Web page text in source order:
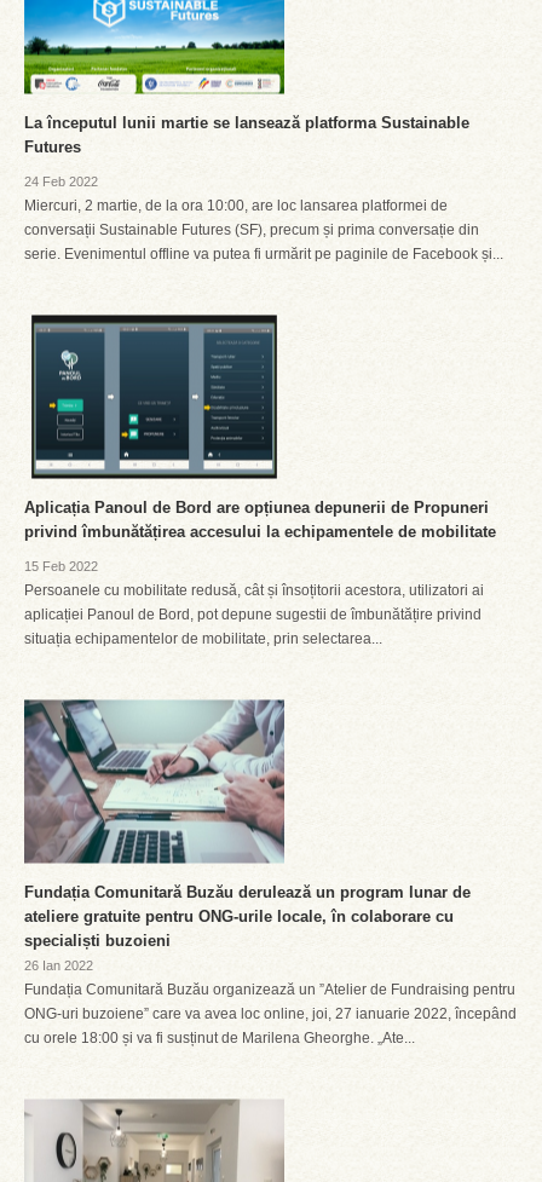
La începutul lunii martie se lansează platforma Sustainable
Futures
24 Feb 2022
Miercuri, 2 martie, de la ora 10:00, are loc lansarea platformei de
conversații Sustainable Futures (SF), precum și prima conversație din
serie. Evenimentul offline va putea fi urmărit pe paginile de Facebook și...
Aplicația Panoul de Bord are opțiunea depunerii de Propuneri
privind îmbunătățirea accesului la echipamentele de mobilitate
15 Feb 2022
Persoanele cu mobilitate redusă, cât și însoțitorii acestora, utilizatori ai
aplicației Panoul de Bord, pot depune sugestii de îmbunătățire privind
situația echipamentelor de mobilitate, prin selectarea...
Fundația Comunitară Buzău derulează un program lunar de
ateliere gratuite pentru ONG-urile locale, în colaborare cu
specialiști buzoieni
26 Ian 2022
Fundația Comunitară Buzău organizează un ”Atelier de Fundraising pentru
ONG-uri buzoiene” care va avea loc online, joi, 27 ianuarie 2022, începând
cu orele 18:00 și va fi susținut de Marilena Gheorghe. „Ate...